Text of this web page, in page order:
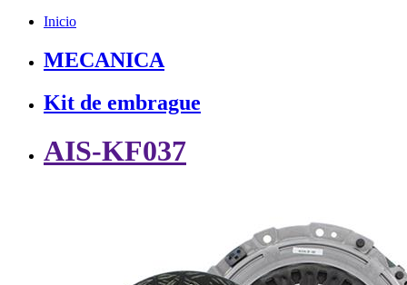
Inicio
MECANICA
Kit de embrague
AIS-KF037